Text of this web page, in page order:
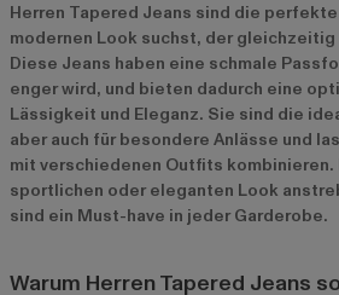
Herren Tapered Jeans sind die perfekte
modernen Look suchst, der
Diese Jeans haben eine schmale
enger wird, und bieten dadurch eine
Lässigkeit und Eleganz. Sie sind die
aber auch für besondere Anlässe und
mit verschiedenen Outfits kombinieren.
sportlichen oder eleganten Look
sind ein Must-have in jeder Garderobe.
Warum Herren Tapered Jeans